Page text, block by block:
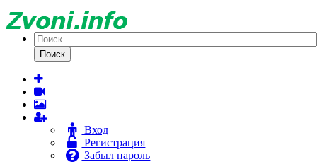
Поиск
Вход
Регистрация
Забыл пароль